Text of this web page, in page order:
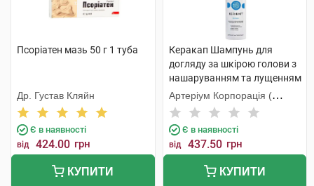
Псоріатен мазь 50 г 1 туба
Др. Густав Кляйн
Є в наявності
від 424.00 грн
КУПИТИ
Керакап Шампунь для
догляду за шкірою голови з
нашаруванням та лущенням
250 мл 1 флакон
Артеріум Корпорація (
КМП+Галичфарм)
Є в наявності
від 437.50 грн
КУПИТИ